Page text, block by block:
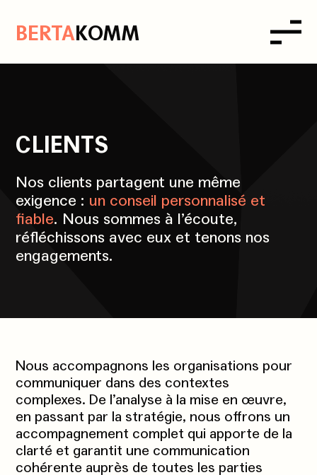
BERTAKOMM
CLIENTS
Nos clients partagent une même
exigence : un conseil personnalisé et
fiable. Nous sommes à l’écoute,
réfléchissons avec eux et tenons nos
engagements.
Nous accompagnons les organisations pour
communiquer dans des contextes
complexes. De l’analyse à la mise en œuvre,
en passant par la stratégie, nous offrons un
accompagnement complet qui apporte de la
clarté et garantit une communication
cohérente auprès de toutes les parties